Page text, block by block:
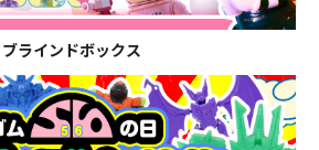
ブラインドボックス